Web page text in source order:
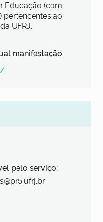
Educação (com
pertencentes ao
UFRJ.
manifestação
pelo serviço: